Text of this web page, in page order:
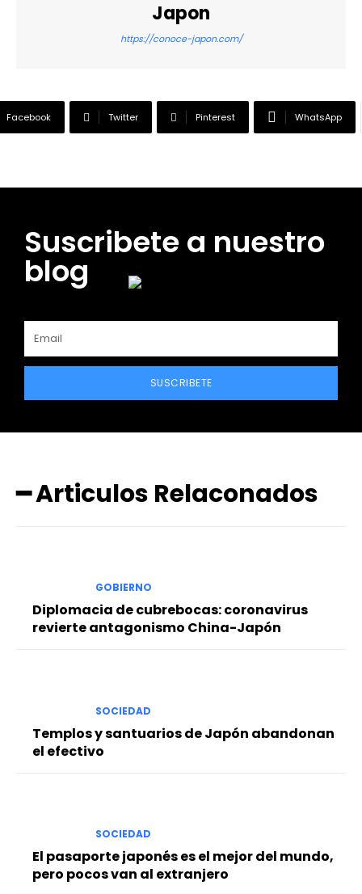
Japon
https://conoce-japon.com/
Facebook Twitter Pinterest WhatsApp
Suscribete a nuestro
blog
SUSCRIBETE
━ Articulos Relaconados
GOBIERNO
Diplomacia de cubrebocas: coronavirus
revierte antagonismo China-Japón
SOCIEDAD
Templos y santuarios de Japón abandonan
el efectivo
SOCIEDAD
El pasaporte japonés es el mejor del mundo,
pero pocos van al extranjero